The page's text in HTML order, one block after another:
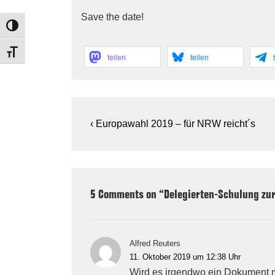
TOGGLE HIGH CONTRAST
TOGGLE FONT SIZE
Save the date!
teilen teilen
Beitragsnavigation
Previous
‹ Europawahl 2019 – für NRW reicht´s
5 Comments on “Delegierten-Schulung
Alfred Reuters
11. Oktober 2019 um 12:38 Uhr
Wird es irgendwo ein Dokument